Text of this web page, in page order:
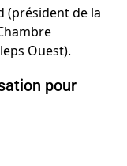
pour